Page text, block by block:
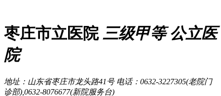
枣庄市立医院 三级甲等 公立医
院
地址：山东省枣庄市龙头路41号 电话：0632-3227305(老院门
诊部),0632-8076677(新院服务台)